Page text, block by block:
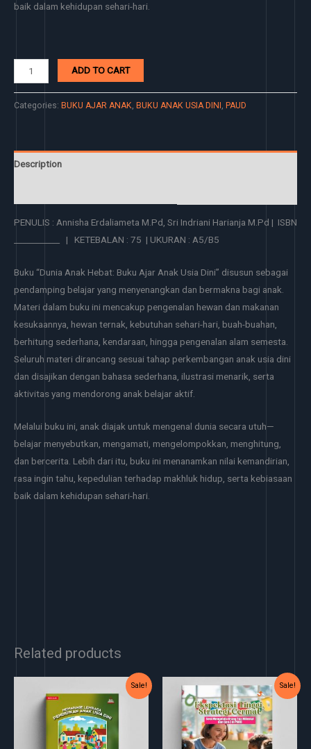
baik dalam kehidupan sehari-hari.
ADD TO CART
Categories: BUKU AJAR ANAK BUKU ANAK USIA DINI PAUD
Description
PENULIS : Annisha Erdaliameta M.Pd, Sri Indriani Harianja M.Pd | ISBN
___________ | KETEBALAN : 75 | UKURAN : A5/B5
Buku “Dunia Anak Hebat: Buku Ajar Anak Usia Dini” disusun sebagai
pendamping belajar yang menyenangkan dan bermakna bagi anak.
Materi dalam buku ini mencakup pengenalan hewan dan makanan
kesukaannya, hewan ternak, kebutuhan sehari-hari, buah-buahan,
berhitung sederhana, kendaraan, hingga pengenalan alam semesta.
Seluruh materi dirancang sesuai tahap perkembangan anak usia dini
dan disajikan dengan bahasa sederhana, ilustrasi menarik, serta
aktivitas yang mendorong anak belajar aktif.
Melalui buku ini, anak diajak untuk mengenal dunia secara utuh—
belajar menyebutkan, mengamati, mengelompokkan, menghitung,
dan bercerita. Lebih dari itu, buku ini menanamkan nilai kemandirian,
rasa ingin tahu, kepedulian terhadap makhluk hidup, serta kebiasaan
baik dalam kehidupan sehari-hari.
Related products
Sale!
price
was:
Rp25.000.
price
Rp20.000.
Sale!
price
was:
Rp40.000.
price
is:
Rp35.000.